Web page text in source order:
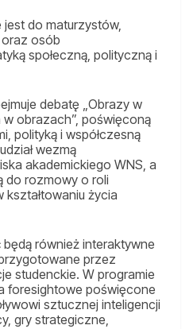
do maturzystów,
osób
społeczną, polityczną i
debatę „Obrazy w
obrazach”, poświęconą
polityką i współczesną
wezmą
akademickiego WNS, a
do rozmowy o roli
życia
również interaktywne
przez
studenckie. W programie
foresightowe poświęcone
sztucznej inteligencji
gry strategiczne,